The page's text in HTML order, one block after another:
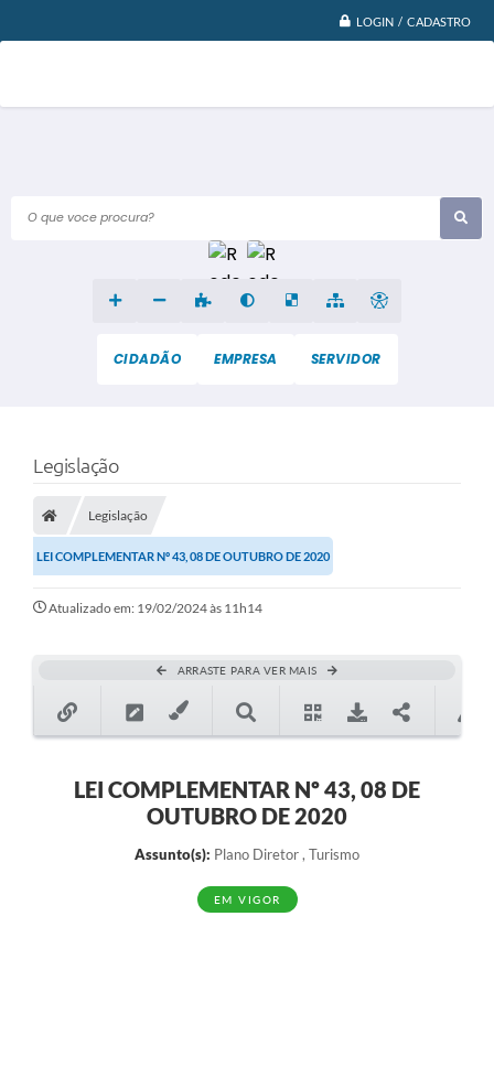
LOGIN / CADASTRO
O que voce procura?
CIDADÃO EMPRESA SERVIDOR
Legislação
Legislação
LEI COMPLEMENTAR Nº 43, 08 DE OUTUBRO DE 2020
Atualizado em: 19/02/2024 às 11h14
ARRASTE PARA VER MAIS
LEI COMPLEMENTAR Nº 43, 08 DE
OUTUBRO DE 2020
Assunto(s): Plano Diretor , Turismo
EM VIGOR